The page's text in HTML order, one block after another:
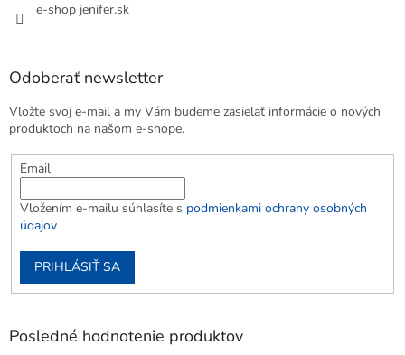
e-shop jenifer.sk
Odoberať newsletter
Vložte svoj e-mail a my Vám budeme zasielať informácie o nových
produktoch na našom e-shope.
Email
Vložením e-mailu súhlasíte s podmienkami ochrany osobných
údajov
PRIHLÁSIŤ SA
Posledné hodnotenie produktov